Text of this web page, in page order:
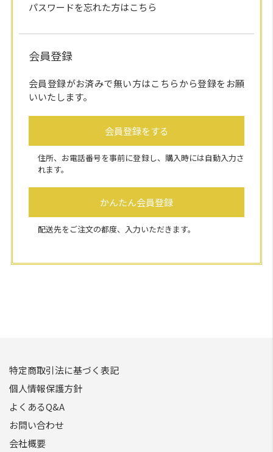
パスワードを忘れた方はこちら
会員登録
会員登録がお済みで無い方はこちらから登録をお願
いいたします。
会員登録をする
住所、お電話番号を事前に登録し、購入時には自動入力さ
れます。
かんたん会員登録
配送先をご注文の都度、入力いただきます。
特定商取引法に基づく表記
個人情報保護方針
よくあるQ&A
お問い合わせ
会社概要